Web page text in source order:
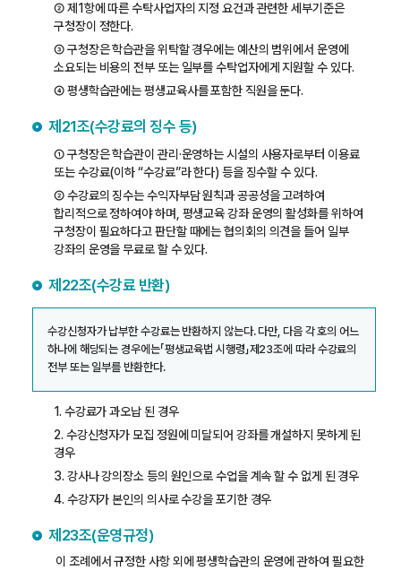
② 제1항에 따른 수탁사업자의 지정 요건과 관련한 세부기준은
구청장이 정한다.
③ 구청장은 학습관을 위탁할 경우에는 예산의 범위에서 운영에
소요되는 비용의 전부 또는 일부를 수탁업자에게 지원할 수 있다.
④ 평생학습관에는 평생교육사를 포함한 직원을 둔다.
제21조(수강료의 징수 등)
① 구청장은 학습관이 관리·운영하는 시설의 사용자로부터 이용료
또는 수강료(이하 “수강료”라 한다) 등을 징수할 수 있다.
② 수강료의 징수는 수익자부담 원칙과 공공성을 고려하여
합리적으로 정하여야 하며, 평생교육 강좌 운영의 활성화를 위하여
구청장이 필요하다고 판단할 때에는 협의회의 의견을 들어 일부
강좌의 운영을 무료로 할 수 있다.
제22조(수강료 반환)
수강신청자가 납부한 수강료는 반환하지 않는다. 다만, 다음 각 호의 어느
하나에 해당되는 경우에는「평생교육법 시행령」제23조에 따라 수강료의
전부 또는 일부를 반환한다.
1. 수강료가 과오납 된 경우
2. 수강신청자가 모집 정원에 미달되어 강좌를 개설하지 못하게 된
경우
3. 강사나 강의장소 등의 원인으로 수업을 계속 할 수 없게 된 경우
4. 수강자가 본인의 의사로 수강을 포기한 경우
제23조(운영규정)
이 조례에서 규정한 사항 외에 평생학습관의 운영에 관하여 필요한